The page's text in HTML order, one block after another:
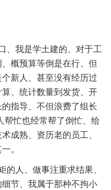
、我是学土建的、对于工
概预算等倒是在行、但
新人、甚至没有经历过
、统计数量到发货、开
指导、不但浪费了组长
帮忙也经常帮了倒忙、给
成熟、资历老的员工、
。
的人、做事注重求结果、
节、我属于那种不拘小